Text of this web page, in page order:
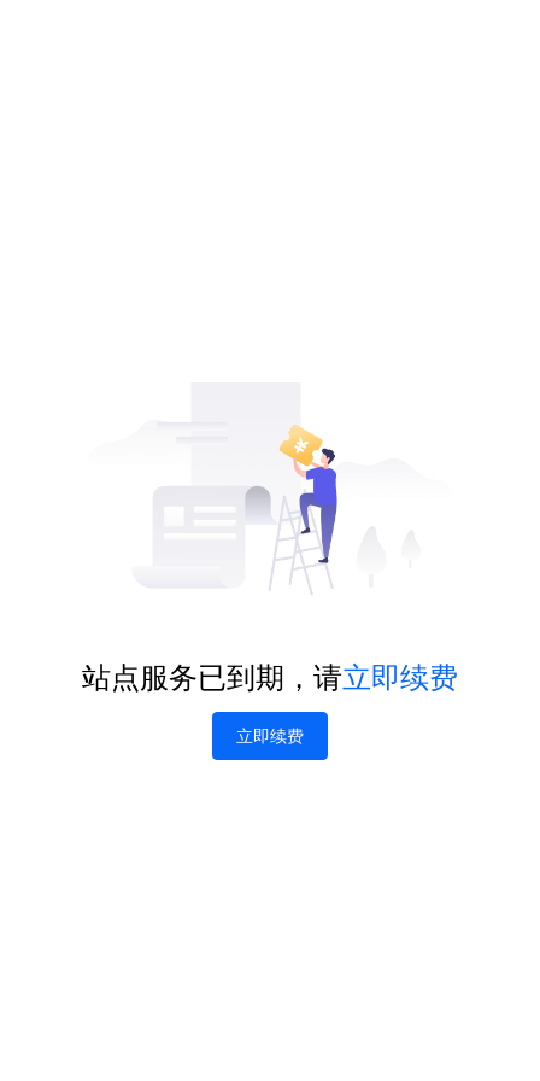
站点服务已到期，请立即续费
立即续费